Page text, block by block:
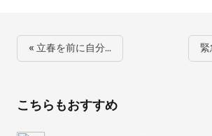
« 立春を前に自分…
こちらもおすすめ